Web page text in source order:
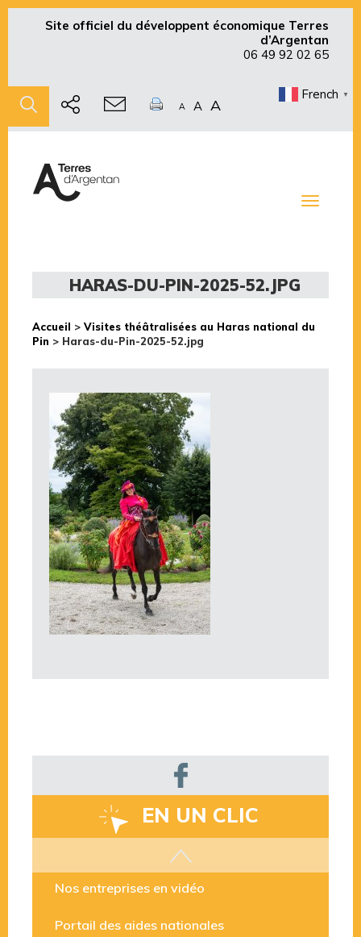
Site officiel du développent économique Terres
d’Argentan
06 49 92 02 65
A A A
French ▼
Toggle
HARAS-DU-PIN-2025-52.JPG
Accueil > Visites théâtralisées au Haras national du
Pin > Haras-du-Pin-2025-52.jpg
EN UN CLIC
Les aides disponibles
Nos entreprises en vidéo